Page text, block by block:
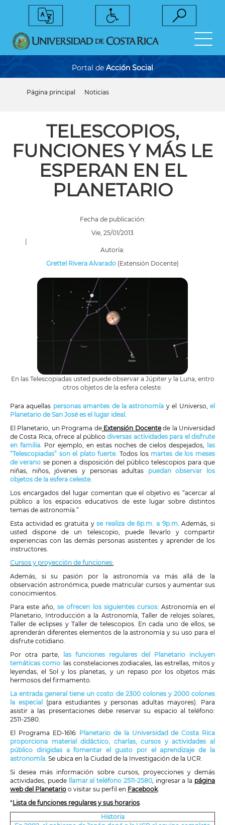
Portal de Acción Social
navegación
Página principal Noticias
TELESCOPIOS,
FUNCIONES Y MÁS LE
ESPERAN EN EL
PLANETARIO
Fecha de publicación:
Vie, 25/01/2013
|
Autoría:
Grettel Rivera Alvarado (Extensión Docente)
En las Telescopiadas usted puede observar a Júpiter y la Luna, entro
otros objetos de la esfera celeste.
Para aquellas personas amantes de la astronomía y el Universo,el
Planetario de San José es el lugar ideal
El Planetario, un Programa deExtensión Docentede la Universidad
de Costa Rica, ofrece al públicodiversas actividades para el disfrute
en familia . Por ejemplo, en estas noches de cielos despejados, las
“Telescopiadas” son el plato fuerte. Todos los martes de los meses
de verano se ponen a disposición del público telescopios para que
niñas, niños, jóvenes y personas adultas puedan observar los
objetos de la esfera celeste.
Los encargados del lugar comentan que el objetivo es “acercar al
público a los espacios educativos de este lugar sobre distintos
temas de astronomía.”
Esta actividad es gratuita yse realiza de 6p.m. a 9p.m. Además, si
usted dispone de un telescopio, puede llevarlo y compartir
experiencias con las demás personas asistentes y aprender de los
instructores.
Cursos y proyección de funciones:
Además, si su pasión por la astronomía va más allá de la
observación astronómica, puede matricular cursos y aumentar sus
conocimientos.
Para este año,se ofrecen los siguientes cursos:Astronomía en el
Planetario, Introducción a la Astronomía, Taller de relojes solares,
Taller de eclipses y Taller de telescopios. En cada uno de ellos, se
aprenderán diferentes elementos de la astronomía y su uso para el
disfrute cotidiano.
Por otra parte, las funciones regulares del Planetario incluyen
temáticas como:las constelaciones zodiacales, las estrellas, mitos y
leyendas, el Sol y los planetas, y un repaso por los objetos más
hermosos del firmamento.
La entrada general tiene un costo de 2300 colones y 2000 colones
la especial(para estudiantes y personas adultas mayores). Para
asistir a las presentaciones debe reservar su espacio al teléfono:
2511-2580.
El Programa ED-1616: Planetario de la Universidad de Costa Rica
proporciona material didáctico, charlas, cursos y actividades al
público dirigidas a fomentar el gusto por el aprendizaje de la
astronomía. Se ubica en la Ciudad de la Investigación de la UCR.
Si desea más información sobre cursos, proyecciones y demás
actividades, puedellamar al teléfono 2511-2580, ingresar a la página
web del Planetario o visitar su perfil en Facebook.
*Lista de funciones regulares y sus horarios
Historia